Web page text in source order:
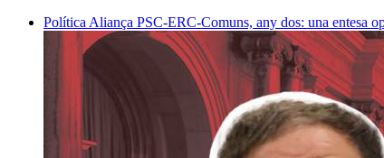
Política Aliança PSC-ERC-Comuns, any dos: una entesa